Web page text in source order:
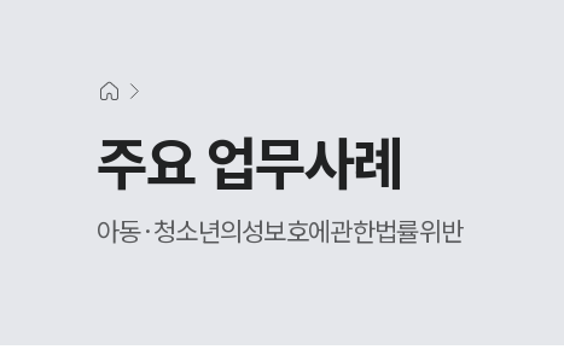
주요 업무사례
아동·청소년의성보호에관한법률위반